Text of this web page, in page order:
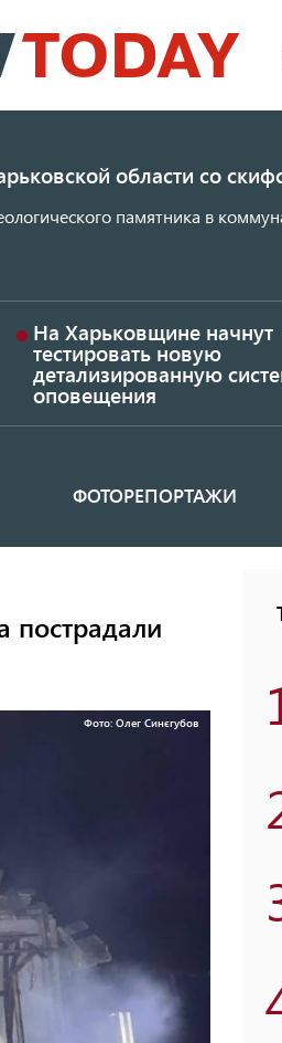
к
основному
области со
памятника в
На Харьковщине начнут
тестировать новую
детализированную
оповещения
ФОТОРЕПОРТАЖИ
пострадали
Фото: Олег Синєгубов